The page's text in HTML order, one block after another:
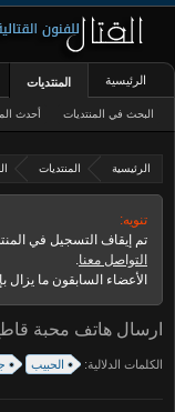
الرئيسية المنتديات
تنويه:
تم إيقاف التسجيل في
التواصل معنا.
الأعضاء السابقون ما
ارسال هاتف محبة قاطع كالسيف
الكلمات الدلالية: الحبيب
الرئيسية المنتديات
البحث في المنتديات أحدث